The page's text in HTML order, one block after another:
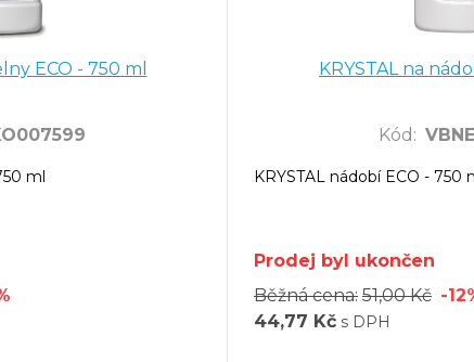
ECO - 750 ml
ml
KRYSTAL na
Kód :
KRYSTAL nádobí ECO - 750
Prodej byl ukončen
Běžná cena: 51,00 Kč -
44,77 Kč s DPH